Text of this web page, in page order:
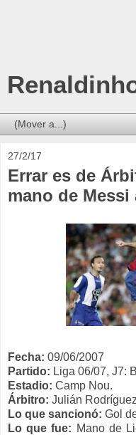
27/2/17
Errar es de
mano de Messi
Fecha: 09/06/2007
Partido: Liga 06/07, J7:
Estadio: Camp Nou.
Árbitro: Julián
Lo que sancionó: Gol
Lo que fue: Mano de